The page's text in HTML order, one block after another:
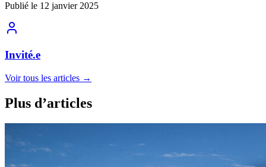
Publié le 12 janvier 2025
Invité.e
Voir tous les articles →
Plus d’articles